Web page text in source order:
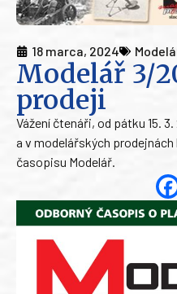
18 marca, 2024
Modelář 3/
prodeji
Vážení čtenáři, od pátku 15.
a v modelářských
časopisu Modelář.